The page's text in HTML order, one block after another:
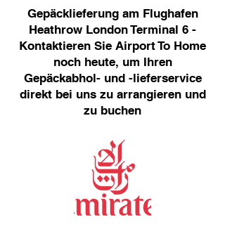
Gepäcklieferung am Flughafen
Heathrow London Terminal 6 -
Kontaktieren Sie Airport To Home
noch heute, um Ihren
Gepäckabhol- und -lieferservice
direkt bei uns zu arrangieren und
zu buchen